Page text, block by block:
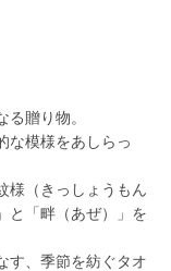
贈り物。
な模様をあしらっ
様（きっしょうもん
と「畔（あぜ）」を
す、季節を紡ぐタオ